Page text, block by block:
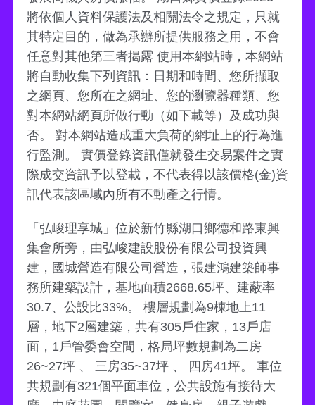
將依個人資料保護法及相關法令之規定，只就
其特定目的，做為承辦所提供服務之用，不會
任意對其他第三者揭露 使用本網站時，本網站
將自動收集下列資訊：日期和時間、您所擷取
之網頁、您所在之網址、您的瀏覽器種類、您
對本網站網頁所做行動（如下載等）及成功與
否。 對本網站造成重大負荷的網址上的行為進
行監測。 實價登錄資訊僅就發生交易案件之實
際成交資訊予以登載，不代表得以該價格(金)資
訊代表該區域內所有不動產之行情。
「弘峻理享城」位於新竹縣湖口鄉德和路東興
集會所旁，由弘峻建設股份有限公司投資興
建，國城營造有限公司營造，張建鴻建築師事
務所建築設計，基地面積2668.65坪、建蔽率
30.7、公設比33%。 樓層規劃為9棟地上11
層，地下2層建築，共有305戶住家，13戶店
面，1戶管委會空間，格局坪數規劃為二房
26~27坪 、 三房35~37坪 、 四房41坪。 車位
共規劃有321個平面車位，公共設施有接待大